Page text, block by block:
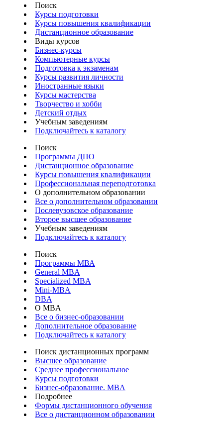
Поиск
Курсы подготовки
Курсы повышения квалификации
Дистанционное образование
Виды курсов
Бизнес-курсы
Компьютерные курсы
Подготовка к экзаменам
Курсы развития личности
Иностранные языки
Курсы мастерства
Творчество и хобби
Детский отдых
Учебным заведениям
Подключайтесь к каталогу
Поиск
Программы ДПО
Дистанционное образование
Курсы повышения квалификации
Профессиональная переподготовка
О дополнительном образовании
Все о дополнительном образовании
Послевузовское образование
Второе высшее образование
Учебным заведениям
Подключайтесь к каталогу
Поиск
Программы МВА
General MBA
Specialized MBA
Mini-MBA
DBA
О MBA
Все о бизнес-образовании
Дополнительное образование
Подключайтесь к каталогу
Поиск дистанционных программ
Высшее образование
Среднее профессиональное
Курсы подготовки
Бизнес-образование. MBA
Подробнее
Формы дистанционного обучения
Все о дистанционном образовании